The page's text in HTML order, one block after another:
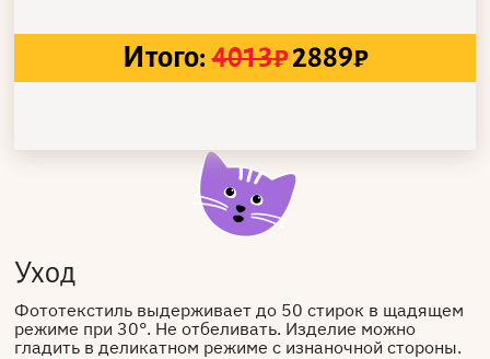
Итого: 4013₽2889₽
Уход
Фототекстиль выдерживает до 50 стирок в щадящем
режиме при 30°. Не отбеливать. Изделие можно
гладить в деликатном режиме с изнаночной стороны.